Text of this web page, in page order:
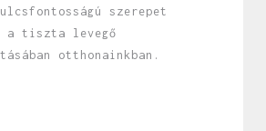
szerepet
a tiszta levegő
otthonainkban.